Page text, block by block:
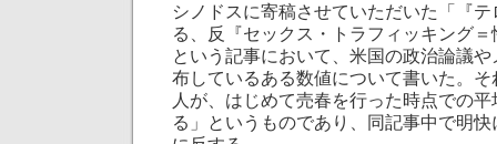
シノドスに寄稿させていただいた「『
る、反『セックス・トラフィッキング
という記事において、米国の政治論議
布しているある数値について書いた。
人が、はじめて売春を行った時点での
る」というものであり、同記事中で明